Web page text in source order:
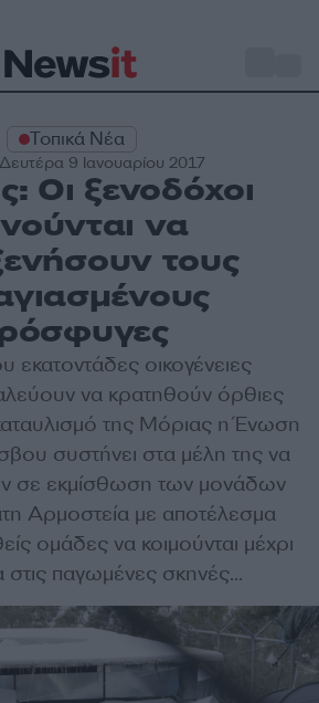
Τοπικά Νέα
Δευτέρα 9 Ιανουαρίου 2017
Οι ξενοδόχοι
να
τους
οικογένειες
να κρατηθούν όρθιες
της Μόριας η Ένωση
συστήνει στα μέλη της να
σε εκμίσθωση των μονάδων
Αρμοστεία με αποτέλεσμα
ομάδες να κοιμούνται μέχρι
στις παγωμένες σκηνές...